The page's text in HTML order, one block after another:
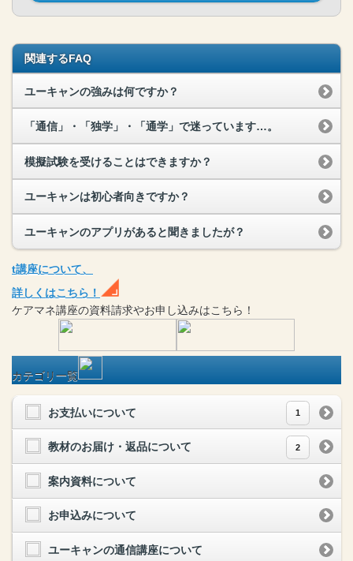
関連するFAQ
ユーキャンの強みは何ですか？
「通信」・「独学」・「通学」で迷っています…。
模擬試験を受けることはできますか？
ユーキャンは初心者向きですか？
ユーキャンのアプリがあると聞きましたが？
t講座について、
詳しくはこちら！
ケアマネ講座の資料請求やお申し込みはこちら！
カテゴリ一覧
お支払いについて 1
教材のお届け・返品について 2
案内資料について
お申込みについて
ユーキャンの通信講座について